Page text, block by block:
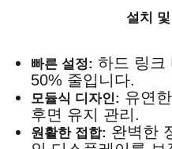
설치
빠른 설정: 하드 링크
50% 줄입니다.
모듈식 디자인: 유연
후면 유지 관리.
원활한 접합: 완벽한